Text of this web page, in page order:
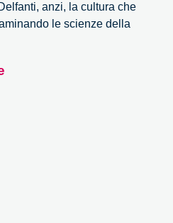
anzi, la cultura che
le scienze della